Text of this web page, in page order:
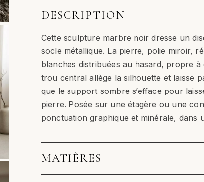
/
–
S
DESCRIPTION
Cette sculpture marbre noir dresse un
socle métallique. La pierre, polie miroir,
blanches distribuées au hasard, propre à
trou central allège la silhouette et laisse
que le support sombre s’efface pour
pierre. Posée sur une étagère ou une
ponctuation graphique et minérale, dans
MATIÈRES